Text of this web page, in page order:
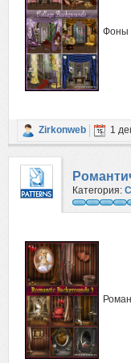
Фоны
Zirkonweb 1
Категория: